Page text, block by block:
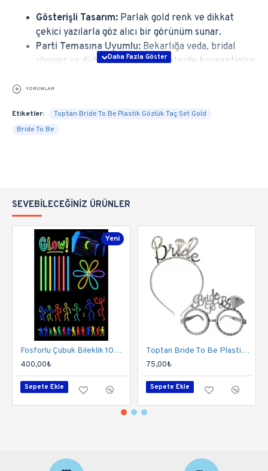
Gösterişli Tasarım: Parlak gold renk ve dikkat
çekici yazılarla göz alıcı bir görünüm sunar.
Parti Temasına Uyumlu: Bekarlığa veda, bridal
shower ve düğün öncesi etkinliklerde konseptinize
Hafif ve Konforlu:
Dayanıklı Yapı: Plastik malzemesi sayesinde kolay
kırılmaz, yeniden kullanılabilir.
seçimdir
YORUMLAR
Etiketler:
Toptan Bride To Be Plastik Gözlük Taç Set Gold
Bride To Be
SEVEBILECEĞINIZ ÜRÜNLER
Yeni
Fosforlu Çubuk Bileklik 100 Adet | Parlayan Glow Stick Bileklik Seti
400,00₺
Sepete Ekle
Toptan Bride To Be Plastik Gözlük Taç Set Gümüş
75,00₺
Sepete Ekle